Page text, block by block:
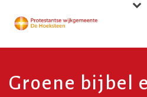
Groene bijbel